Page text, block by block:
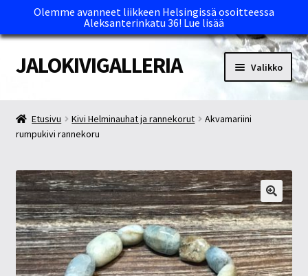
Olemme avanneet liikkeen Helsingissä osoitteessa
Aleksanterinkatu 36! Lue lisää
Siirry
navigointiin
Siirry
sisältöön
JALOKIVIGALLERIA Valikko
Kassa
Maksutavat ja Tärkeää tietää
Myymälät
Oma tili
Etusivu Kivi Helminauhat ja rannekorut
Akvamariini
rumpukivi rannekoru